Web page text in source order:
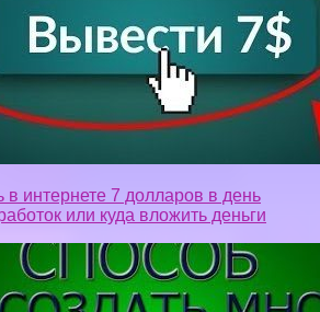
в интернете 7 долларов в день
или куда вложить деньги